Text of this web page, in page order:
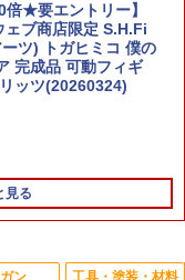
1/24 EK9 シビック
ーライトブラックパ
ラモデル)
倍★要エントリー】
ェブ商店限定 S.H.Fi
ツ) トガヒミコ 僕の
完成品 可動フィギ
ッツ(20260324)
見る